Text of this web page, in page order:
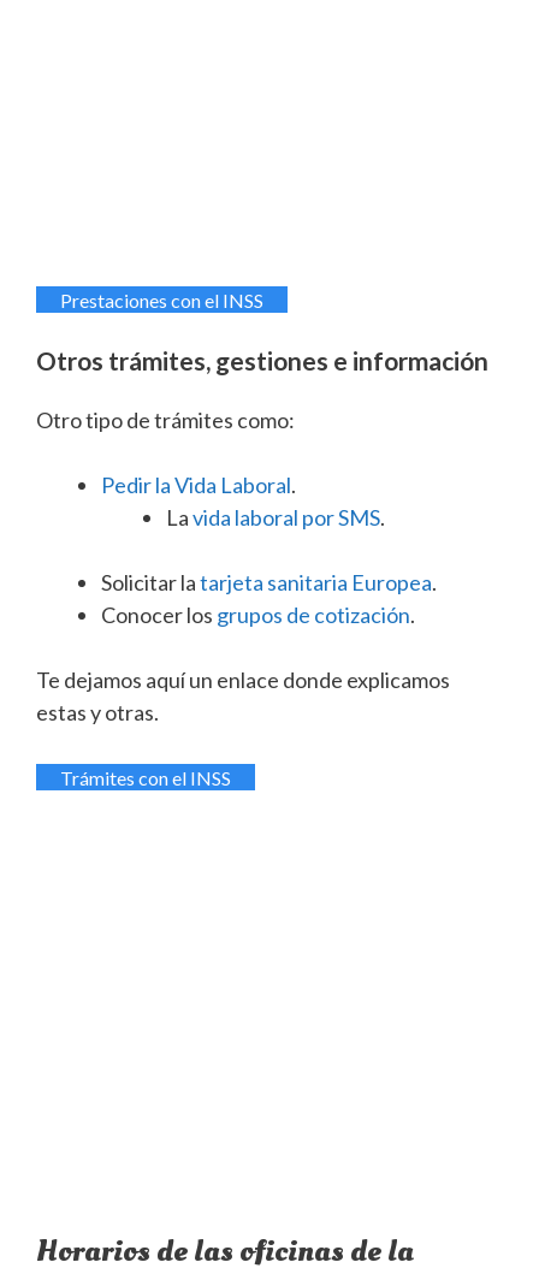
Prestaciones con el INSS
Otros trámites, gestiones e información
Otro tipo de trámites como:
Pedir la Vida Laboral.
Lavida laboral por SMS.
Solicitar latarjeta sanitaria Europea.
Conocer los grupos de cotización.
Te dejamos aquí un enlace donde explicamos
estas y otras.
Trámites con el INSS
Horarios de las oficinas de la